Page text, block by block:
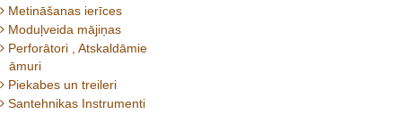
Metināšanas ierīces
Moduļveida mājiņas
Perforātori , Atskaldāmie
āmuri
Piekabes un treileri
Santehnikas Instrumenti